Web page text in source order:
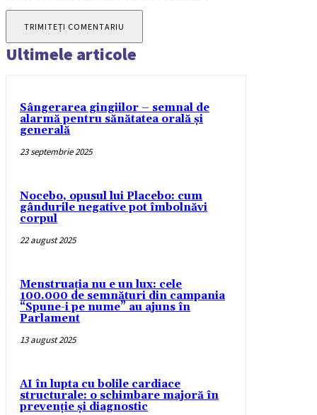
Ultimele articole
Sângerarea gingiilor – semnal de
alarmă pentru sănătatea orală și
generală
23 septembrie 2025
Nocebo, opusul lui Placebo: cum
gândurile negative pot îmbolnăvi
corpul
22 august 2025
Menstruația nu e un lux: cele
100.000 de semnături din campania
“Spune-i pe nume” au ajuns în
Parlament
13 august 2025
AI în lupta cu bolile cardiace
structurale: o schimbare majoră în
prevenție și diagnostic